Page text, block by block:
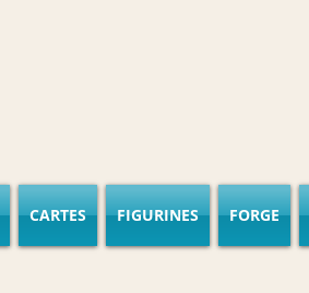
CARTES FIGURINES FORGE